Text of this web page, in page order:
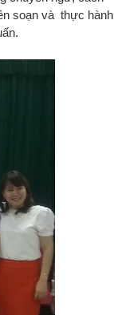
soạn và thực hành